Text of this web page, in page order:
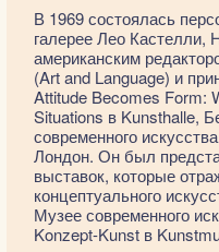
В 1969 состоялась
галерее Лео Кастелли,
американским
(Art and Language) и
Attitude Becomes Form:
Situations в Kunsthalle,
современного
Лондон. Он был
выставок, которые
концептуального
Музее современного
Konzept-Kunst в